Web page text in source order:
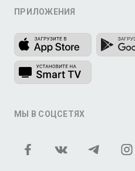
ПРИЛОЖЕНИЯ
МЫ В СОЦСЕТЯХ